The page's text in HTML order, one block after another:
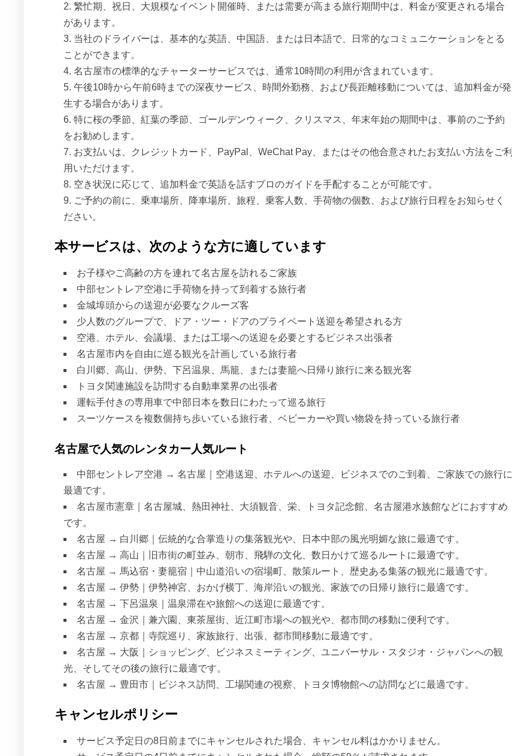
繁忙期、祝日、大規模なイベント開催時、または需要が高まる旅行期間中は、料金が変更される場合
があります。
当社のドライバーは、基本的な英語、中国語、または日本語で、日常的なコミュニケーションをとる
ことができます。
名古屋市の標準的なチャーターサービスでは、通常10時間の利用が含まれています。
午後10時から午前6時までの深夜サービス、時間外勤務、および長距離移動については、追加料金が発
生する場合があります。
特に桜の季節、紅葉の季節、ゴールデンウィーク、クリスマス、年末年始の期間中は、事前のご予約
をお勧めします。
お支払いは、クレジットカード、PayPal、WeChat Pay、またはその他合意されたお支払い方法をご利
用いただけます。
空き状況に応じて、追加料金で英語を話すプロのガイドを手配することが可能です。
ご予約の前に、乗車場所、降車場所、旅程、乗客人数、手荷物の個数、および旅行日程をお知らせく
ださい。
本サービスは、次のような方に適しています
お子様やご高齢の方を連れて名古屋を訪れるご家族
中部セントレア空港に手荷物を持って到着する旅行者
金城埠頭からの送迎が必要なクルーズ客
少人数のグループで、ドア・ツー・ドアのプライベート送迎を希望される方
空港、ホテル、会議場、または工場への送迎を必要とするビジネス出張者
名古屋市内を自由に巡る観光を計画している旅行者
白川郷、高山、伊勢、下呂温泉、馬籠、または妻籠へ日帰り旅行に来る観光客
トヨタ関連施設を訪問する自動車業界の出張者
運転手付きの専用車で中部日本を数日にわたって巡る旅行
スーツケースを複数個持ち歩いている旅行者、ベビーカーや買い物袋を持っている旅行者
名古屋で人気のレンタカー人気ルート
中部セントレア空港 → 名古屋｜空港送迎、ホテルへの送迎、ビジネスでのご到着、ご家族での旅行に
最適です。
名古屋市憲章｜名古屋城、熱田神社、大須観音、栄、トヨタ記念館、名古屋港水族館などにおすすめ
です。
名古屋 → 白川郷｜伝統的な合掌造りの集落観光や、日本中部の風光明媚な旅に最適です。
名古屋 → 高山｜旧市街の町並み、朝市、飛騨の文化、数日かけて巡るルートに最適です。
名古屋 → 馬込宿・妻籠宿｜中山道沿いの宿場町、散策ルート、歴史ある集落の観光に最適です。
名古屋 → 伊勢｜伊勢神宮、おかげ横丁、海岸沿いの観光、家族での日帰り旅行に最適です。
名古屋 → 下呂温泉｜温泉滞在や旅館への送迎に最適です。
名古屋 → 金沢｜兼六園、東茶屋街、近江町市場への観光や、都市間の移動に便利です。
名古屋 → 京都｜寺院巡り、家族旅行、出張、都市間移動に最適です。
名古屋 → 大阪｜ショッピング、ビジネスミーティング、ユニバーサル・スタジオ・ジャパンへの観
光、そしてその後の旅行に最適です。
名古屋 → 豊田市｜ビジネス訪問、工場関連の視察、トヨタ博物館への訪問などに最適です。
キャンセルポリシー
サービス予定日の8日前までにキャンセルされた場合、キャンセル料はかかりません。